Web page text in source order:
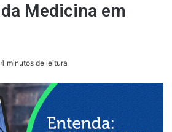
Medicina em
4 minutos de leitura